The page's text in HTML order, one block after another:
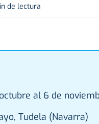
de lectura
al 6 de
Tudela (Navarra)